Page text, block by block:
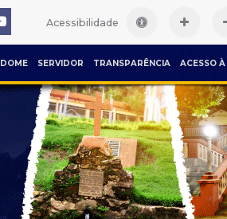
Acessibilidade
DOME SERVIDOR TRANSPARÊNCIA ACESSO